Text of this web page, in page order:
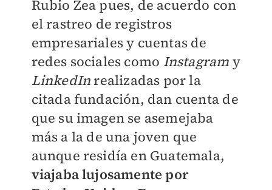
Rubio Zea pues, de acuerdo con
el rastreo de registros
empresariales y cuentas de
redes sociales como Instagram y
LinkedInrealizadas por la
citada fundación, dan cuenta de
que su imagen se asemejaba
más a la de una joven que
aunque residía en Guatemala,
viajaba lujosamente por